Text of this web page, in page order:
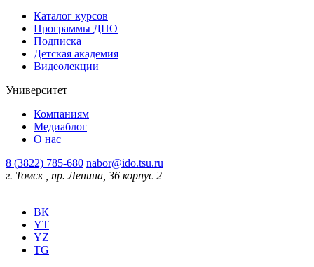
Каталог курсов
Программы ДПО
Подписка
Детская академия
Видеолекции
Университет
Компаниям
Медиаблог
О нас
8 (3822) 785-680 nabor@ido.tsu.ru
г. Томск, пр. Ленина, 36 корпус 2
ВК
YT
YZ
TG